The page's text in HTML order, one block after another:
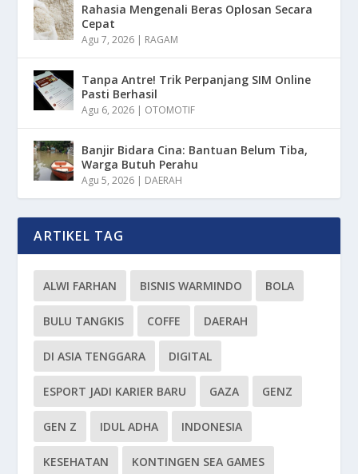
Rahasia Mengenali Beras Oplosan Secara
Cepat
Agu 7, 2026 | RAGAM
Tanpa Antre! Trik Perpanjang SIM Online
Pasti Berhasil
Agu 6, 2026 | OTOMOTIF
Banjir Bidara Cina: Bantuan Belum Tiba,
Warga Butuh Perahu
Agu 5, 2026 | DAERAH
ARTIKEL TAG
ALWI FARHAN BISNIS WARMINDO BOLA
BULU TANGKIS COFFE DAERAH
DI ASIA TENGGARA DIGITAL
ESPORT JADI KARIER BARU GAZA GENZ
GEN Z IDUL ADHA INDONESIA
KESEHATAN KONTINGEN SEA GAMES